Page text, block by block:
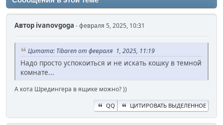
Автор ivanovgoga - февраля 5, 2025, 10:31
Цитата: Tibaren от февраля 1, 2025, 11:19
Надо просто успокоиться и не искать кошку в темной
комнате...
А кота Шредингера в ящике можно? ))
QQ ЦИТИРОВАТЬ ВЫДЕЛЕННОЕ